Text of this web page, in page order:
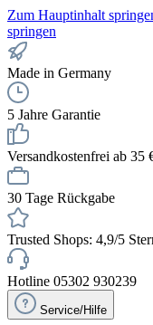
Zum Hauptinhalt
springen
Made in Germany
5 Jahre Garantie
Versandkostenfrei ab 35
30 Tage Rückgabe
Trusted Shops: 4,9/5
Hotline 05302 930239
Service/Hilfe